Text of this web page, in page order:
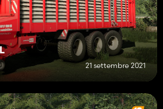
21 settembre 2021